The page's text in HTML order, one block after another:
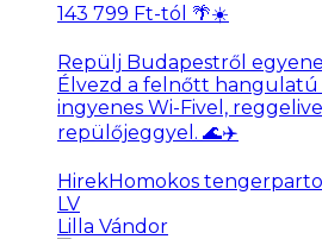
143 799 Ft-tól 🌴☀️
Repülj Budapestről
Élvezd a felnőtt hangulatú
ingyenes Wi-Fivel,
repülőjeggyel. 🌊✈️
HirekHomokos
LV
Lilla Vándor